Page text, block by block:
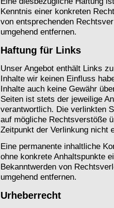
Kenntnis einer konkreten
von entsprechenden
umgehend entfernen.
Haftung für Links
Unser Angebot enthält Links
Inhalte wir keinen Einfluss
Inhalte auch keine Gewähr
Seiten ist stets der jeweilige
verantwortlich. Die verlinkten
auf mögliche Rechtsverstöße
Zeitpunkt der Verlinkung nicht
Eine permanente inhaltliche
ohne konkrete Anhaltspunkte
Bekanntwerden von
umgehend entfernen.
Urheberrecht